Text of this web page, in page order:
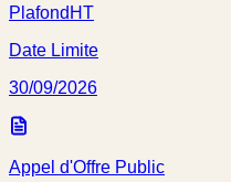
Plafond HT
Date Limite
30/09/2026
Appel d'Offre Public